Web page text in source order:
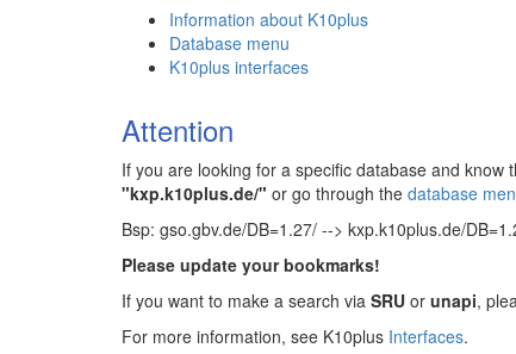
Information about K10plus
Database menu
K10plus interfaces
Attention
If you are looking for a specific database and
"kxp.k10plus.de/" or go through the database
Bsp: gso.gbv.de/DB=1.27/ --> kxp.k10plus.de/
Please update your bookmarks!
If you want to make a search via SRU or unapi,
For more information, see K10plus Interfaces.